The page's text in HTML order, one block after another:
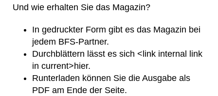
Und wie erhalten Sie das Magazin?
In gedruckter Form gibt es das Magazin bei
jedem BFS-Partner.
Durchblättern lässt es sich <link internal link
in current>hier.
Runterladen können Sie die Ausgabe als
PDF am Ende der Seite.